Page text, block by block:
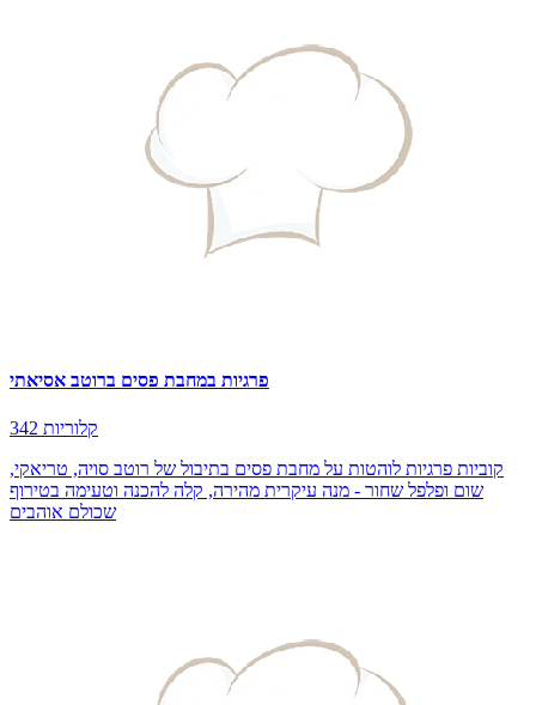
פרגיות במחבת פסים ברוטב אסיאתי
342 קלוריות
קוביות פרגיות לוהטות על מחבת פסים בתיבול של רוטב סויה, טריאקי,
שום ופלפל שחור - מנה עיקרית מהירה, קלה להכנה וטעימה בטירוף
שכולם אוהבים